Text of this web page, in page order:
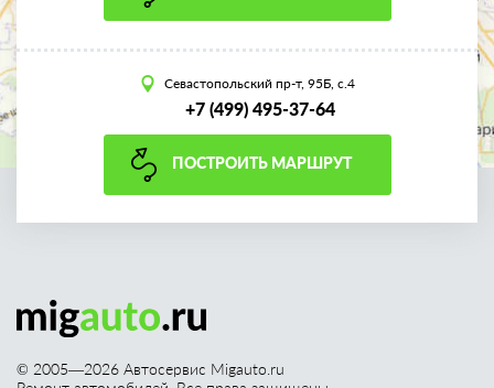
Севастопольский пр-т, 95Б, с.4
+7 (499) 495-37-64
ПОСТРОИТЬ МАРШРУТ
© 2005—2026 Автосервис Migauto.ru